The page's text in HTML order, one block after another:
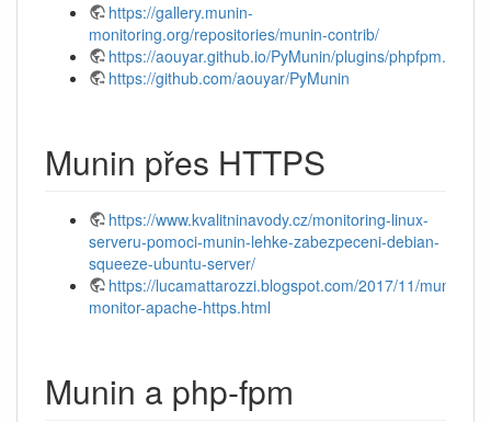
https://gallery.munin-
monitoring.org/repositories/munin-contrib/
https://aouyar.github.io/PyMunin/plugins/
https://github.com/aouyar/PyMunin
Munin přes HTTPS
https://www.kvalitninavody.cz/monitoring-linux-
serveru-pomoci-munin-lehke-zabezpeceni-debian-
squeeze-ubuntu-server/
https://lucamattarozzi.blogspot.com/2017/11/munin-
monitor-apache-https.html
Munin a php-fpm